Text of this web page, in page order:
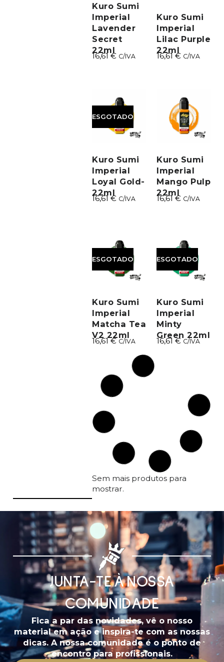
Kuro Sumi
Imperial
Lavender
Secret
22ml
16,61€ C/IVA
Kuro Sumi
Imperial
Lilac Purple
22ml
16,61€ C/IVA
ESGOTADO
Kuro Sumi
Imperial
Loyal Gold-
22ml
16,61€ C/IVA
Kuro Sumi
Imperial
Mango Pulp
22ml
16,61€ C/IVA
ESGOTADO
Kuro Sumi
Imperial
Matcha Tea
V2 22ml
16,61€ C/IVA
ESGOTADO
Kuro Sumi
Imperial
Minty
Green 22ml
16,61€ C/IVA
Kuro Sumi
Imperial
Mork Brun
22ml
16,61 € C/IVA
Kuro Sumi
Imperial
Noble Pink
22ml
16,61€
Kuro Sumi
Imperial
Norway
Woods
22ml
16,61€ C/IVA
Kuro Sumi
Imperial
Ochre Burn
22ml
16,61€ C/IVA
ESGOTADO